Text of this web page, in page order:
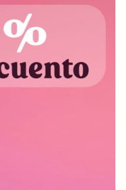
añadiendo al
de envio. Te